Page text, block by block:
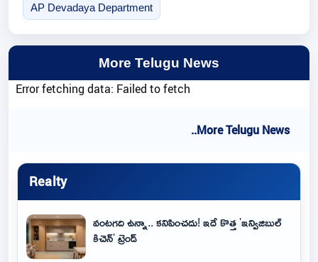
AP Devadaya Department
More Telugu News
Error fetching data: Failed to fetch
..More Telugu News
Realty
వంటగది ఉన్నా.. కనిపించదు! ఇదే కొత్త 'ఇన్విజిబుల్
కిచెన్' ట్రెండ్